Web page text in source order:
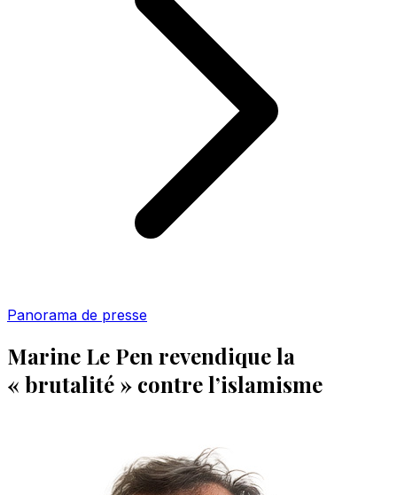
Panorama de presse
Marine Le Pen revendique la
« brutalité » contre l’islamisme